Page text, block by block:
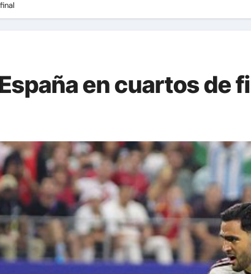
en cuartos de